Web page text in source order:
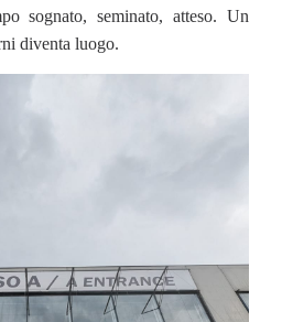
sognato, seminato, atteso. Un
diventa luogo.